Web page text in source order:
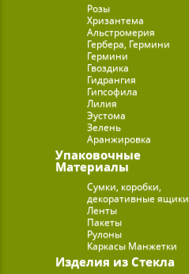
Розы
Хризантема
Альстромерия
Гербера, Гермини
Гермини
Гвоздика
Гидрангия
Гипсофила
Лилия
Эустома
Зелень
Аранжировка
Упаковочные
Материалы
Сумки, коробки,
декоративные ящики
Ленты
Пакеты
Рулоны
Каркасы Манжетки
Изделия из Стекла